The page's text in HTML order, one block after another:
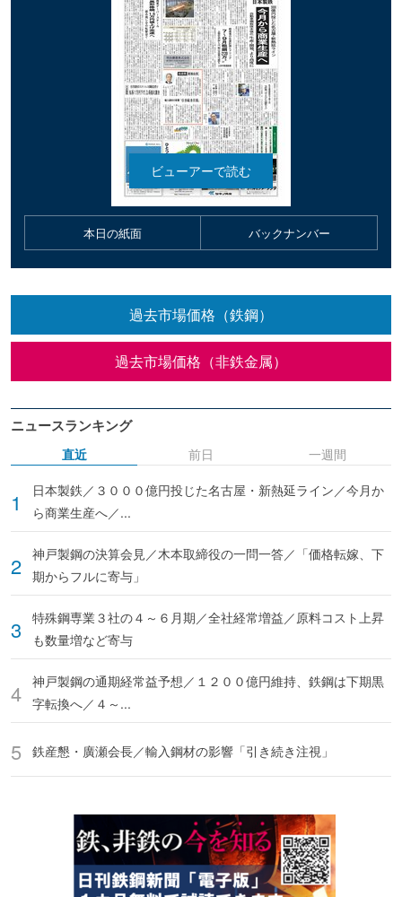
本日の紙面 バックナンバー
過去市場価格（鉄鋼）
過去市場価格（非鉄金属）
ニュースランキング
直近
日本製鉄／３０００億円投じた名古屋・新熱延ライン／今月か
ら商業生産へ／...
神戸製鋼の決算会見／木本取締役の一問一答／「価格転嫁、下
期からフルに寄与」
特殊鋼専業３社の４～６月期／全社経常増益／原料コスト上昇
も数量増など寄与
神戸製鋼の通期経常益予想／１２００億円維持、鉄鋼は下期黒
字転換へ／４～...
鉄産懇・廣瀬会長／輸入鋼材の影響「引き続き注視」
前日 一週間